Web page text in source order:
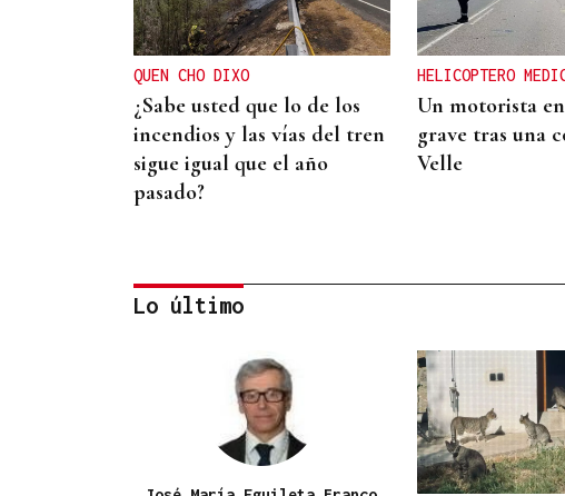
QUEN CHO DIXO
¿Sabe usted que lo de los
incendios y las vías del tren
sigue igual que el año
pasado?
HELICOPTERO
Un motorista
grave tras una
Velle
Un herido en la colisión
entre dos coches en la
entrada a las termas de
Lo último